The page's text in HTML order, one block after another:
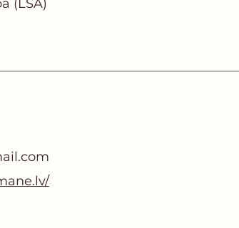
(LSA)